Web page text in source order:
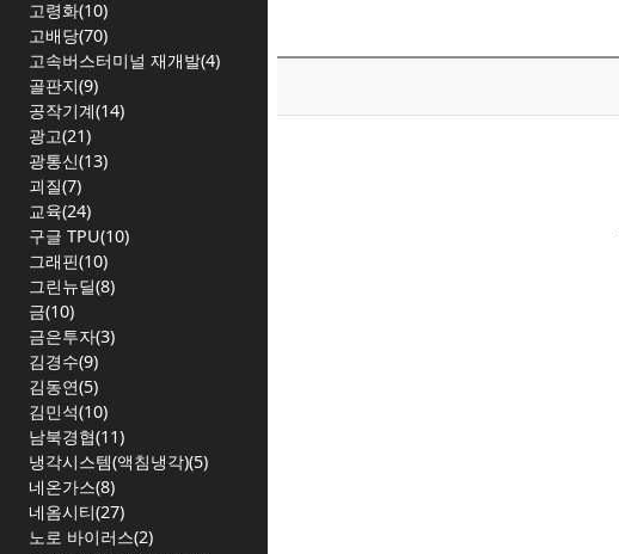
고령화(10)
고배당(70)
고속버스터미널 재개발(4)
골판지(9)
공작기계(14)
광고(21)
광통신(13)
괴질(7)
교육(24)
구글 TPU(10)
그래핀(10)
그린뉴딜(8)
금(10)
금은투자(3)
김경수(9)
김동연(5)
김민석(10)
남북경협(11)
냉각시스템(액침냉각)(5)
네온가스(8)
네옴시티(27)
노로 바이러스(2)